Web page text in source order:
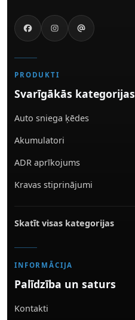
PRODUKTI
Svarīgākās kategorijas
Auto sniega ķēdes
Akumulatori
ADR aprīkojums
Kravas stiprinājumi
Skatīt visas kategorijas
INFORMĀCIJA
Palīdzība un saturs
Kontakti